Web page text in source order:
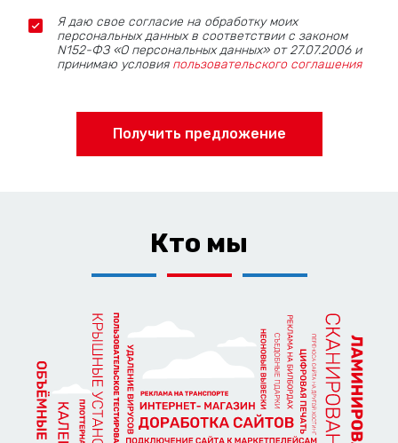
Я даю свое согласие на обработку моих
персональных данных в соответствии с законом
N152-ФЗ «О персональных данных» от 27.07.2006 и
принимаю условия пользовательского соглашения
Получить предложение
Кто мы